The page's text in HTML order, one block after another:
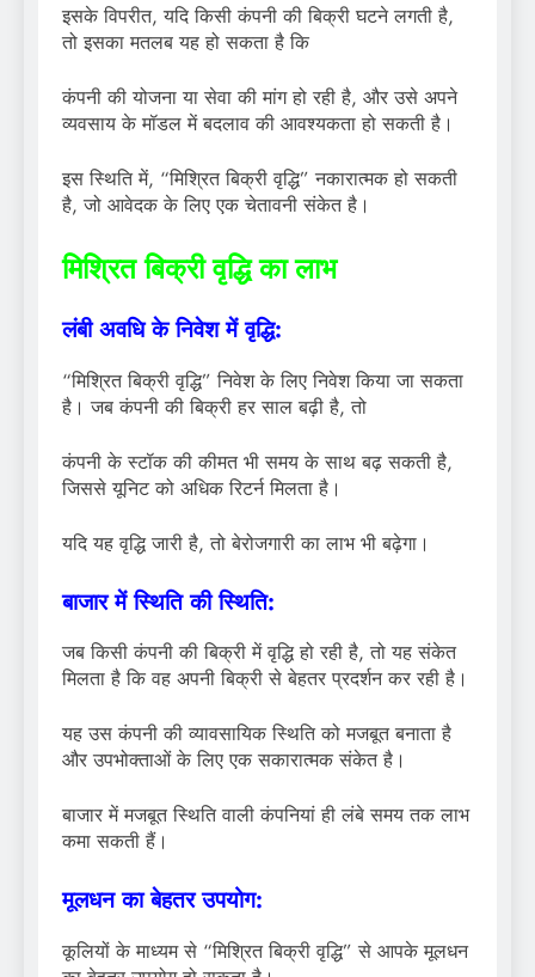
इसके विपरीत, यदि किसी कंपनी की बिक्री घटने लगती है,
तो इसका मतलब यह हो सकता है कि
कंपनी की योजना या सेवा की मांग हो रही है, और उसे अपने
व्यवसाय के मॉडल में बदलाव की आवश्यकता हो सकती है।
इस स्थिति में, “मिश्रित बिक्री वृद्धि” नकारात्मक हो सकती
है, जो आवेदक के लिए एक चेतावनी संकेत है।
मिश्रित बिक्री वृद्धि का लाभ
लंबी अवधि के निवेश में वृद्धि:
“मिश्रित बिक्री वृद्धि” निवेश के लिए निवेश किया जा सकता
है। जब कंपनी की बिक्री हर साल बढ़ी है, तो
कंपनी के स्टॉक की कीमत भी समय के साथ बढ़ सकती है,
जिससे यूनिट को अधिक रिटर्न मिलता है।
यदि यह वृद्धि जारी है, तो बेरोजगारी का लाभ भी बढ़ेगा।
बाजार में स्थिति की स्थिति:
जब किसी कंपनी की बिक्री में वृद्धि हो रही है, तो यह संकेत
मिलता है कि वह अपनी बिक्री से बेहतर प्रदर्शन कर रही है।
यह उस कंपनी की व्यावसायिक स्थिति को मजबूत बनाता है
और उपभोक्ताओं के लिए एक सकारात्मक संकेत है।
बाजार में मजबूत स्थिति वाली कंपनियां ही लंबे समय तक लाभ
कमा सकती हैं।
मूलधन का बेहतर उपयोग:
कूलियों के माध्यम से “मिश्रित बिक्री वृद्धि” से आपके मूलधन